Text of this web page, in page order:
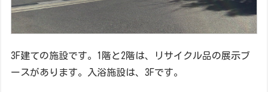
3F建ての施設です。1階と2階は、リサイクル品の展示ブ
ースがあります。入浴施設は、3Fです。